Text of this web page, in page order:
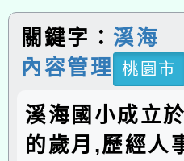
關鍵字： 溪海
內容管理
桃園市
溪海國小成立
的歲月,歷經人